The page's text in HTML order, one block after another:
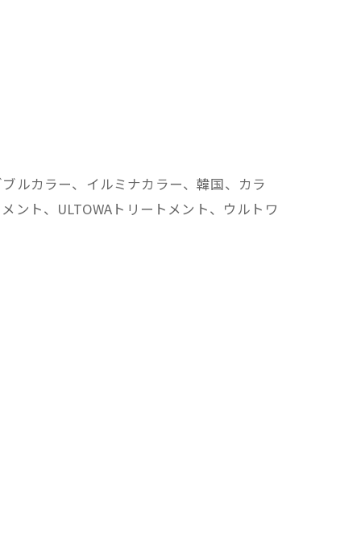
ルカラー、イルミナカラー、韓国、カラ
ント、ULTOWAトリートメント、ウルトワ